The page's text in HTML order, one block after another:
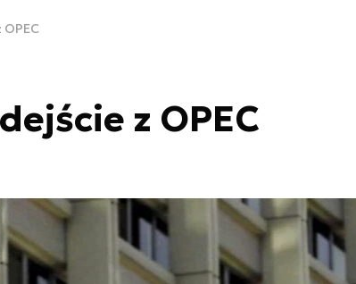
z OPEC